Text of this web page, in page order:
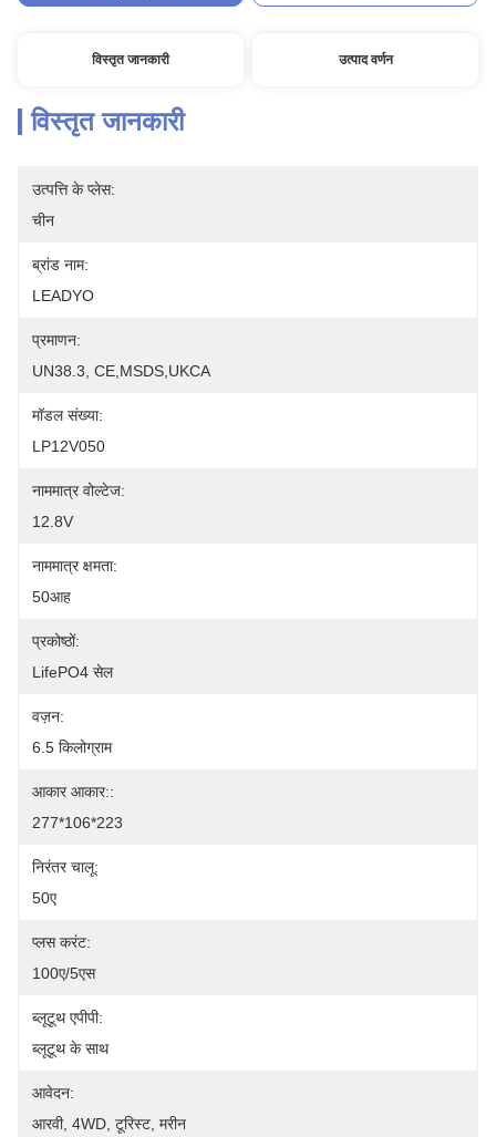
विस्तृत जानकारी उत्पाद वर्णन
विस्तृत जानकारी
उत्पत्ति के प्लेस:
चीन
ब्रांड नाम:
LEADYO
प्रमाणन:
UN38.3, CE,MSDS,UKCA
मॉडल संख्या:
LP12V050
नाममात्र वोल्टेज:
12.8V
नाममात्र क्षमता:
50आह
प्रकोष्ठों:
LifePO4 सेल
वज़न:
6.5 किलोग्राम
आकार आकार::
277*106*223
निरंतर चालू:
50ए
प्लस करंट:
100ए/5एस
ब्लूटूथ एपीपी:
ब्लूटूथ के साथ
आवेदन:
आरवी, 4WD, टूरिस्ट, मरीन